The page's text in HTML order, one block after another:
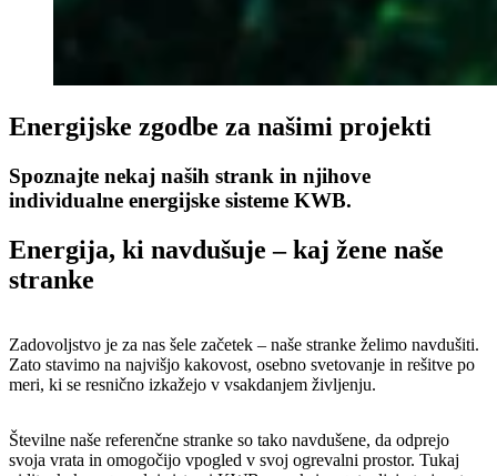
Energijske zgodbe za našimi projekti
Spoznajte nekaj naših strank in njihove
individualne energijske sisteme KWB.
Energija, ki navdušuje – kaj žene naše
stranke
Zadovoljstvo je za nas šele začetek – naše stranke želimo navdušiti.
Zato stavimo na najvišjo kakovost, osebno svetovanje in rešitve po
meri, ki se resnično izkažejo v vsakdanjem življenju.
Številne naše referenčne stranke so tako navdušene, da odprejo
svoja vrata in omogočijo vpogled v svoj ogrevalni prostor. Tukaj